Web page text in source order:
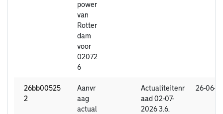
power
van
Rotter
dam
voor
02072
6
26bb00525
2
Aanvr
aag
actual
Actualiteitenr
aad 02-07-
2026 3.6.
26-06-